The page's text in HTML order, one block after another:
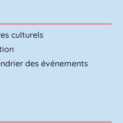
culturels
des événements